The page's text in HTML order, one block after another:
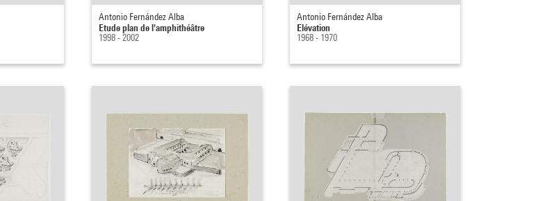
Antonio Fernández Alba
Etude plan de l'amphithéâtre
1998 - 2002
Antonio Fernández Alba
Elévation
1968 - 1970